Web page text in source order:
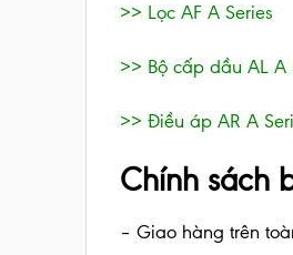
>> Lọc AF A Series
>> Bộ cấp dầu AL A
>> Điều áp AR A
Chính sách
– Giao hàng trên